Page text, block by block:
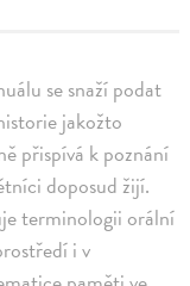
se snaží podat
jakožto
přispívá k poznání
doposud žijí.
terminologii orální
i v